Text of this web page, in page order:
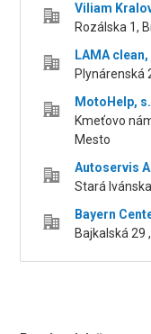
Viliam
Rozálska 1,
LAMA
Plynárenská
MotoHelp,
Kmeťovo
Mesto
Autoservis
Stará
Bayern
Bajkalská 29